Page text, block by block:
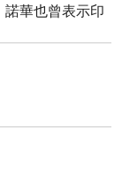
華也曾表示印